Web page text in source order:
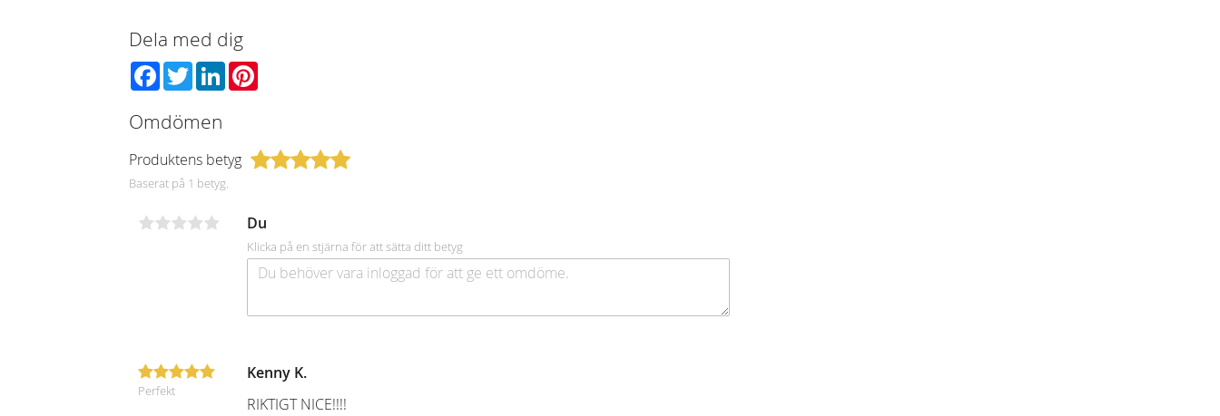
Dela med dig
Facebook
TwitterLinkedIn
Omdömen
Produktens betyg
Baserat på 1 betyg.
Du
Klicka på en stjärna för att sätta ditt betyg
Perfekt
Kenny K.
RIKTIGT NICE!!!!